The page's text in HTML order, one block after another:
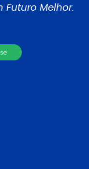
Futuro Melhor.